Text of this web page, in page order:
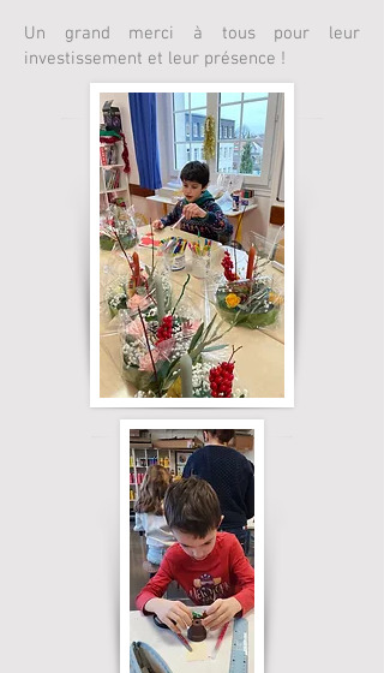
Un grand merci à tous pour leur
investissement et leur présence !